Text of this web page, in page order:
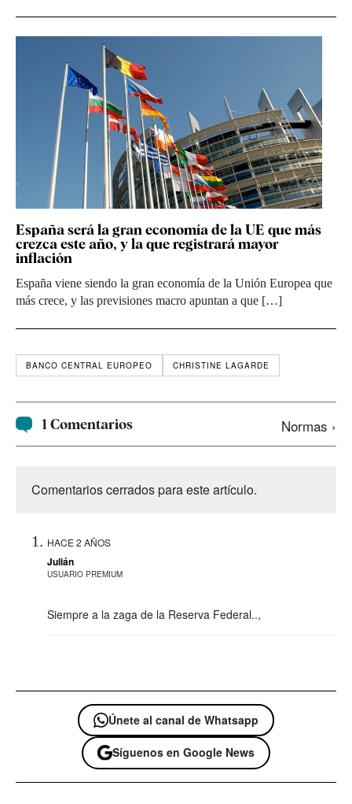
España será la gran economía de la UE que más
crezca este año, y la que registrará mayor
inflación
España viene siendo la gran economía de la Unión Europea que
más crece, y las previsiones macro apuntan a que […]
BANCO CENTRAL EUROPEO CHRISTINE LAGARDE
1 Comentarios Normas ›
Comentarios cerrados para este artículo.
HACE 2 AÑOS
Julián
USUARIO PREMIUM
Siempre a la zaga de la Reserva Federal..,
Únete al canal de Whatsapp
Síguenos en Google News